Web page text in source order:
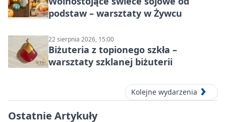
podstaw – warsztaty w Żywcu
22 sierpnia 2026, 15:00
Biżuteria z topionego szkła –
warsztaty szklanej biżuterii
Kolejne wydarzenia
Ostatnie Artykuły